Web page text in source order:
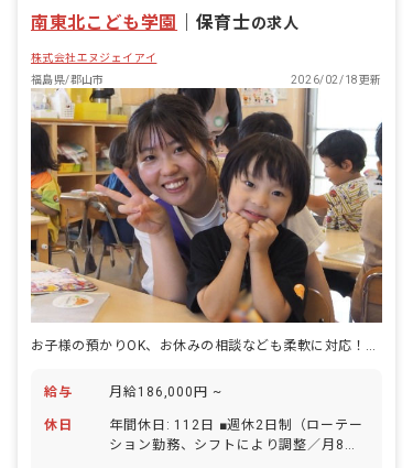
南東北こども学園 保育士の求人
株式会社エヌジェイアイ
福島県/郡山市
2026/02/18更新
給与 月給186,000円 ~
休日
年間休日: 112日 ■週休2日制（ローテー
ション勤務、シフトにより調整／月8日